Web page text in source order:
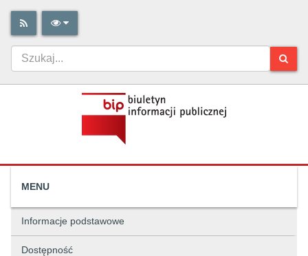
MENU
Informacje podstawowe
Dostępność